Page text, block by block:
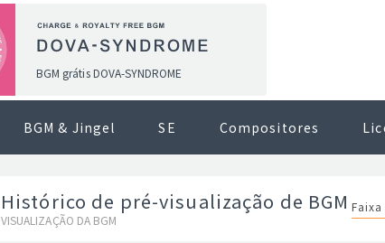
BGM grátis DOVA-SYNDROME
BGM & Jingel SE Compositores
Histórico de pré-visualização de BGM
VISUALIZAÇÃO DA BGM